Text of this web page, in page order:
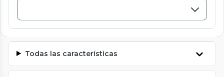
Todas las características